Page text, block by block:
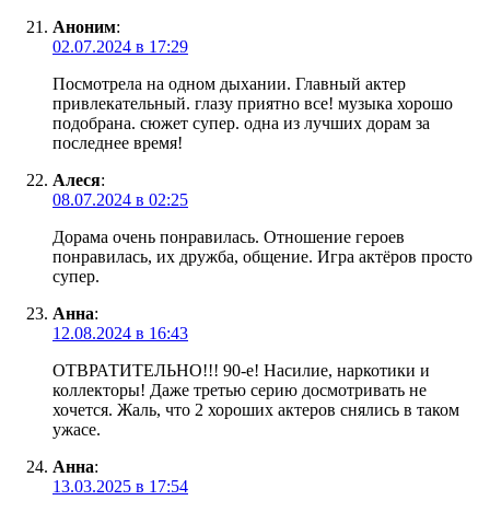
Аноним:
02.07.2024 в 17:29
Посмотрела на одном дыхании. Главный актер
привлекательный. глазу приятно все! музыка хорошо
подобрана. сюжет супер. одна из лучших дорам за
последнее время!
Алеся:
08.07.2024 в 02:25
Дорама очень понравилась. Отношение героев
понравилась, их дружба, общение. Игра актёров просто
супер.
Анна:
12.08.2024 в 16:43
ОТВРАТИТЕЛЬНО!!! 90-е! Насилие, наркотики и
коллекторы! Даже третью серию досмотривать не
хочется. Жаль, что 2 хороших актеров снялись в таком
ужасе.
Анна:
13.03.2025 в 17:54